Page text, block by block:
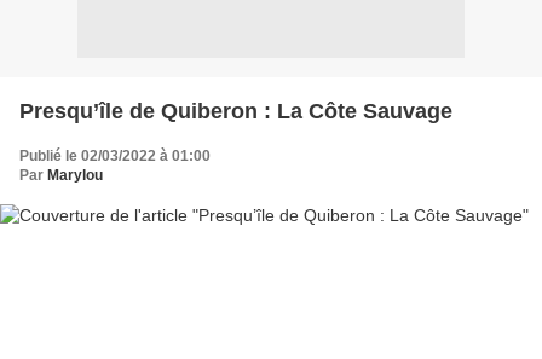
Presqu’île de Quiberon : La Côte Sauvage
Publié le 02/03/2022 à 01:00
Par Marylou